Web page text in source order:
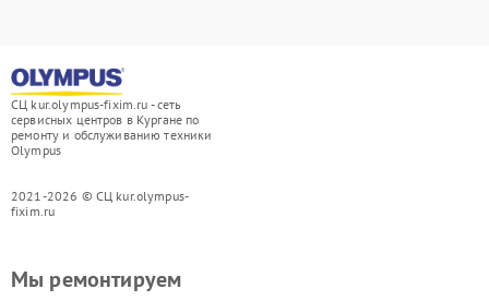
СЦ kur.olympus-fixim.ru - сеть
сервисных центров в Кургане по
ремонту и обслуживанию техники
Olympus
2021-2026 © СЦ kur.olympus-
fixim.ru
Мы ремонтируем